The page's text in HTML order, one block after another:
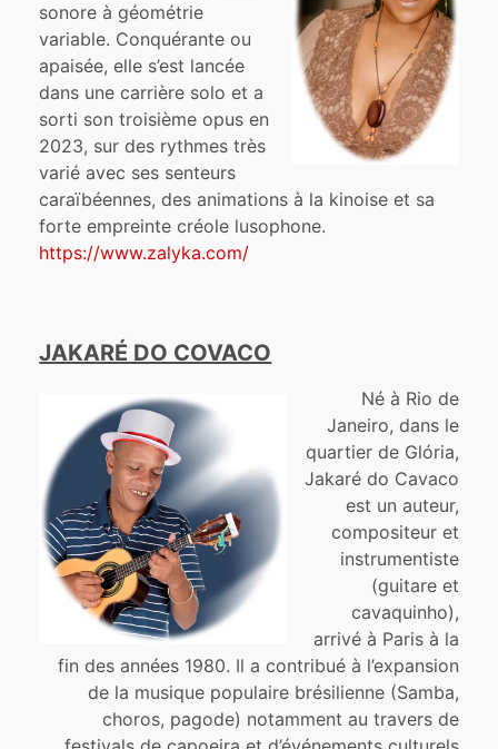
sonore à géométrie
variable. Conquérante ou
apaisée, elle s’est lancée
dans une carrière solo et a
sorti son troisième opus en
2023, sur des rythmes très
varié avec ses senteurs
caraïbéennes, des animations à la kinoise et sa
forte empreinte créole lusophone.
https://www.zalyka.com/
JAKARÉ DO COVACO
Né à Rio de
Janeiro, dans le
quartier de Glória,
Jakaré do Cavaco
est un auteur,
compositeur et
instrumentiste
(guitare et
cavaquinho),
arrivé à Paris à la
fin des années 1980. Il a contribué à l’expansion
de la musique populaire brésilienne (Samba,
choros, pagode) notamment au travers de